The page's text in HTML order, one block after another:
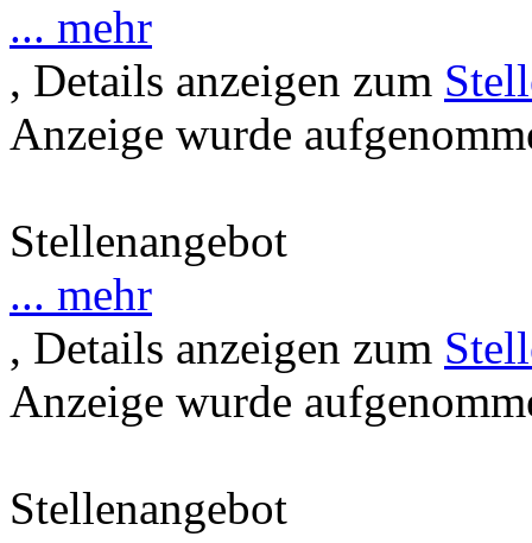
... mehr
, Details anzeigen zum
Anzeige wurde
Stellenangebot
... mehr
, Details anzeigen zum
Anzeige wurde
Stellenangebot